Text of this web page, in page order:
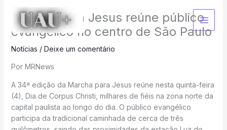
conteúdo
Marcha para Jesus reúne público
evangélico no centro de São Paulo
Notícias / Deixe um comentário
Por MRNews
A 34ª edição da Marcha para Jesus reúne nesta quinta-feira
(4), Dia de Corpus Christi, milhares de fiéis na zona norte da
capital paulista ao longo do dia. O público evangélico
participa da tradicional caminhada de cerca de três